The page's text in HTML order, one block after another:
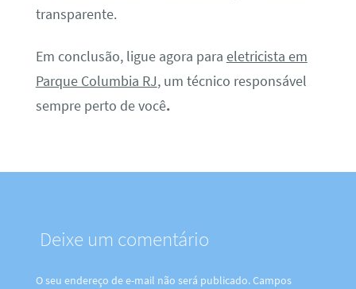
transparente.
Em conclusão, ligue agora para eletricista em
Parque Columbia RJ, um técnico responsável
sempre perto de você.
Deixe um comentário
O seu endereço de e-mail não será publicado.Campos